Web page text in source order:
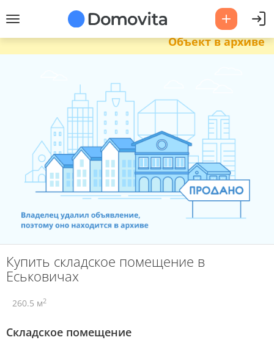
Объект в архиве
Купить складское помещение в
Еськовичах
260.5 м2
Складское помещение